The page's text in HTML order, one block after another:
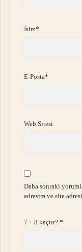
İsim*
E-Posta*
Web Sitesi
Daha sonraki
adresim ve site
7 + 8 kaçtır?*